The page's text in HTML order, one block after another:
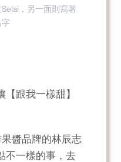
，另一面則寫著
字
【跟我一樣甜】
醬品牌的林辰志
不一樣的事，去